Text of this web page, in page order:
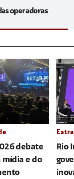
operadoras
debate
e do
Rio